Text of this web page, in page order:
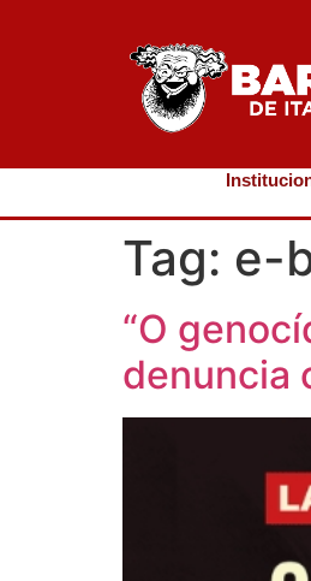
Tag: e-
“O
denuncia